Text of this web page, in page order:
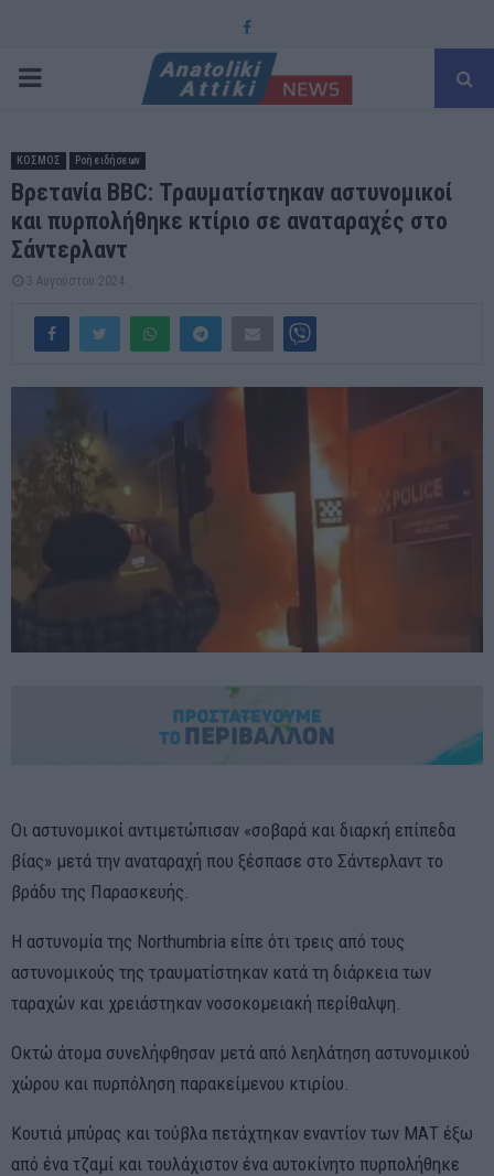
Facebook
PRIMARY
ΚΟΣΜΟΣ Ροή ειδήσεων
Βρετανία BBC: Τραυματίστηκαν αστυνομικοί
και πυρπολήθηκε κτίριο σε αναταραχές στο
Σάντερλαντ
3 Αυγούστου 2024
Οι αστυνομικοί αντιμετώπισαν «σοβαρά και διαρκή επίπεδα
βίας» μετά την αναταραχή που ξέσπασε στο Σάντερλαντ το
βράδυ της Παρασκευής.
Η αστυνομία της Northumbria είπε ότι τρεις από τους
αστυνομικούς της τραυματίστηκαν κατά τη διάρκεια των
ταραχών και χρειάστηκαν νοσοκομειακή περίθαλψη.
Οκτώ άτομα συνελήφθησαν μετά από λεηλάτηση αστυνομικού
χώρου και πυρπόληση παρακείμενου κτιρίου.
Κουτιά μπύρας και τούβλα πετάχτηκαν εναντίον των ΜΑΤ έξω
από ένα τζαμί και τουλάχιστον ένα αυτοκίνητο πυρπολήθηκε